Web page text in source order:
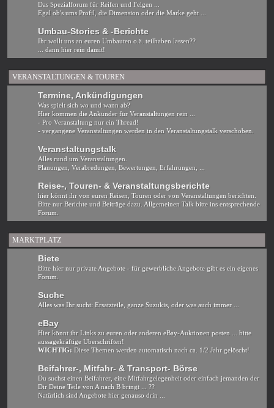
Das Spezialforum für Reifen und Felgen ...
Egal ob's ums Profil, die Dimension oder die Marke geht ...
Umbau-Stories & -Berichte
Ihr wollt uns an euren Umbauten o.ä. teilhaben lassen??
... dann hier rein damit!
VERANSTALTUNGEN & TOUREN
Termine, Ankündigungen
Was spielt sich wo und wann ab?
Hier kommen die Ankünder für Veranstaltungen rein ...
- Pro Veranstaltung nur ein Thread!
- vergangene Veranstaltungen werden in den Veranstaltungstalk verschoben.
Veranstaltungstalk
Alles rund um Veranstaltungen.
Planungen, Verabredungen, Bewertungen, Erfahrungen, ...
Reise-, Touren- & Veranstaltungsberichte
hier könnt ihr von euren Reisen, Touren oder von Veranstaltungen berichten.
Bitte nur Berichte und Beiträge dazu. Allgemeinen Talk bitte ins entsprechende
Forum.
MARKTPLATZ
Biete
Bitte hier nur private Angebote - für gewerbliche Angebote gibt es ein eigenes
Forum.
Suche
Alles was Ihr sucht: Ersatzteile, ganze Suzukis, oder was auch immer ...
eBay
Hier könnt ihr Links zu euren oder anderen eBay-Auktionen posten ... bitte
aussagekräftige Überschriften!
WICHTIG: Diese Themen werden automatisch nach ca. 1/2 Jahr gelöscht!
Beifahrer-, Mitfahr- & Transport- Börse
Du suchst einen Beifahrer, eine Mitfahrgelegenheit oder einfach jemanden der
Dir Deine Teile von A nach B bringt ... ??
Natürlich sind Angebote hier genauso drin ...